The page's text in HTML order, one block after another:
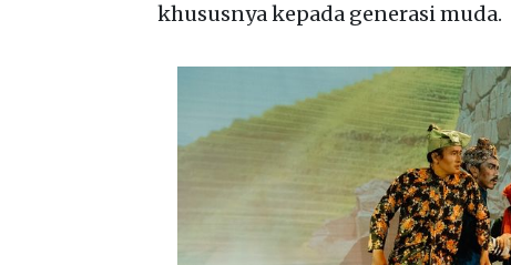
khususnya kepada generasi muda.